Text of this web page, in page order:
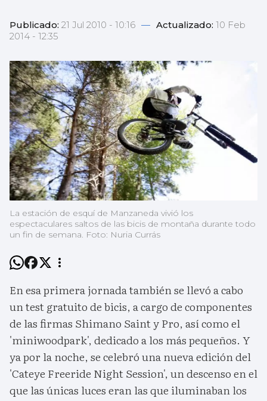
Publicado: 21 Jul 2010 - 10:16 — Actualizado: 10 Feb
2014 - 12:35
La estación de esquí de Manzaneda vivió los
espectaculares saltos de las bicis de montaña durante todo
un fin de semana. Foto: Nuria Currás
En esa primera jornada también se llevó a cabo
un test gratuito de bicis, a cargo de componentes
de las firmas Shimano Saint y Pro, así como el
'miniwoodpark', dedicado a los más pequeños. Y
ya por la noche, se celebró una nueva edición del
'Cateye Freeride Night Session', un descenso en el
que las únicas luces eran las que iluminaban los